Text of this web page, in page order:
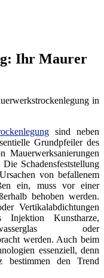
Ihr Maurer
sind neben
Grundpfeiler des
Mauerwerksanierungen
Schadensfeststellung
von befallenem
ein, muss vor einer
behoben werden.
Vertikalabdichtungen
Injektion Kunstharze,
oder
werden. Auch beim
essenziell, denn
bestimmen den Trend